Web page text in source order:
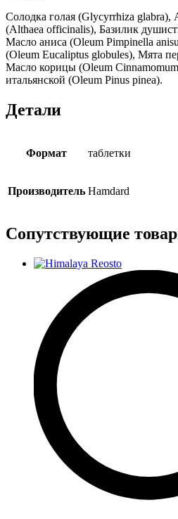
Солодка голая (Glycyrrhiza glabra),
(Althaea officinalis), Базилик
Масло аниса (Oleum Pimpinella
(Oleum Eucaliptus globules), Мята
Масло корицы (Oleum
итальянской (Oleum Pinus pinea).
Детали
Формат таблетки
Производитель Hamdard
Сопутствующие